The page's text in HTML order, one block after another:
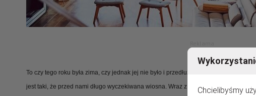
To czy tego roku była zima, czy jednak jej nie było i przedłużająca się jesień
jest taki, że przed nami długo wyczekiwana wiosna. Wraz z wiosną przychodzi
Chcielibyśmy